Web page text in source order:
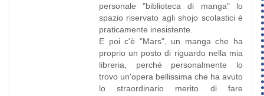
personale "biblioteca di manga" lo
spazio riservato agli shojo scolastici è
praticamente inesistente.
E poi c'è "Mars", un manga che ha
proprio un posto di riguardo nella mia
libreria, perché personalmente lo
trovo un'opera bellissima che ha avuto
lo straordinario merito di fare